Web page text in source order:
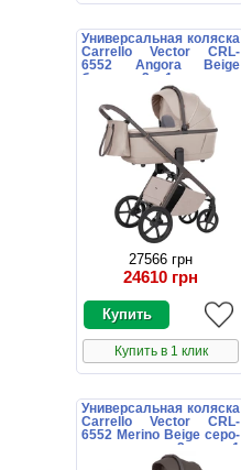
Универсальная коляска
Carrello Vector CRL-
6552 Angora Beige
бежевая 2 в 1 люлька и
27566 грн
24610 грн
Купить в 1 клик
Универсальная коляска
Carrello Vector CRL-
6552 Merino Beige серо-
коричневая 2 в 1
люлька и блок